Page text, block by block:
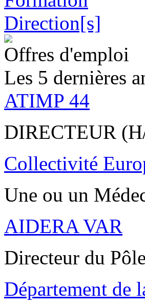
Offres d'emploi
Les 5 dernières
ATIMP 44
DIRECTEUR
Collectivité
Une ou un
AIDERA VAR
Directeur du
Département de